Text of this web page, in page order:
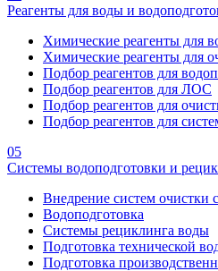
Реагенты для воды и
Химические реагенты для
Химические реагенты для
Подбор реагентов для
Подбор реагентов для ЛОС
Подбор реагентов для
Подбор реагентов для
05
Системы водоподготовки и
Внедрение систем очистки
Водоподготовка
Системы рециклинга воды
Подготовка технической
Подготовка